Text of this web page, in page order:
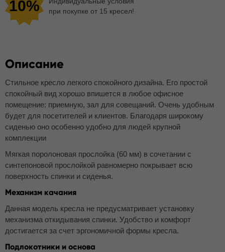
10%
при покупке от 15 кресел!
Описание
Стильное кресло легкого спокойного дизайна. Его простой
спокойный вид хорошо впишется в любое офисное
помещение: приемную, зал для совещаний. Очень удобным
будет для посетителей и клиентов. Благодаря широкому
сиденью оно особенно удобно для людей крупной
комплекции
Мягкая поролоновая прослойка (60 мм) в сочетании с
синтепоновой прослойкой равномерно покрывает всю
поверхность спинки и сиденья.
Механизм качания
Данная модель кресла не предусматривает установку
механизма откидывания спинки. Удобство и комфорт
достигается за счет эргономичной формы кресла.
Подлокотники и основа